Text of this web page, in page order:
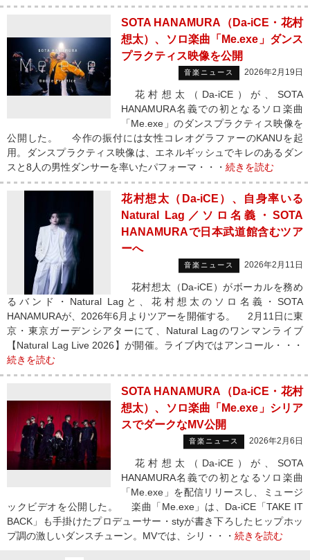
SOTA HANAMURA（Da-iCE・花村
想太）、ソロ楽曲「Me.exe」ダンス
プラクティス映像を公開
音楽ニュース 2026年2月19日
花村想太（Da-iCE）が、SOTA
HANAMURA名義での初となるソロ楽曲
「Me.exe」のダンスプラクティス映像を
公開した。 今作の振付には女性コレオグラファーのKANUを起
用。ダンスプラクティス映像は、エネルギッシュでキレのあるダン
スと8人の男性ダンサーを率いたパフォーマ・・・ 続きを読む
花村想太（Da-iCE）、自身率いる
Natural Lag／ソロ名義・SOTA
HANAMURAで日本武道館含むツア
ーへ
音楽ニュース 2026年2月11日
花村想太（Da-iCE）がボーカルを務め
るバンド・Natural Lagと、花村想太のソロ名義・SOTA
HANAMURAが、2026年6月よりツアーを開催する。 2月11日に東
京・東京ガーデンシアターにて、Natural Lagのワンマンライブ
【Natural Lag Live 2026】が開催。ライブ内ではアンコール・・・
続きを読む
SOTA HANAMURA（Da-iCE・花村
想太）、ソロ楽曲「Me.exe」シリア
スでダークなMV公開
音楽ニュース 2026年2月6日
花村想太（Da-iCE）が、SOTA
HANAMURA名義での初となるソロ楽曲
「Me.exe」を配信リリースし、ミュージ
ックビデオを公開した。 楽曲「Me.exe」は、Da-iCE「TAKE IT
BACK」も手掛けたプロデューサー・styが書き下ろしたヒップホッ
プ調の激しいダンスチューン。MVでは、シリ・・・ 続きを読む